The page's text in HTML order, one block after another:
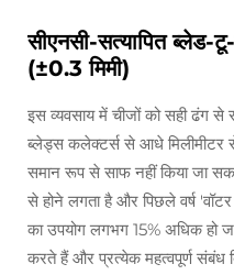
सीएनसी-सत्यापित
(±0.3 मिमी)
इस व्यवसाय में चीजों को सही ढंग से
ब्लेड्स कलेक्टर्स से आधे मिलीमीटर
समान रूप से साफ नहीं किया जा
से होने लगता है और पिछले वर्ष
का उपयोग लगभग 15% अधिक हो
करते हैं और प्रत्येक महत्वपूर्ण संबंध